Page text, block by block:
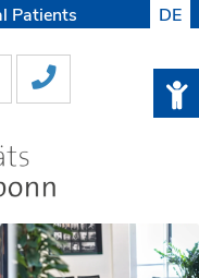
Patients
DE